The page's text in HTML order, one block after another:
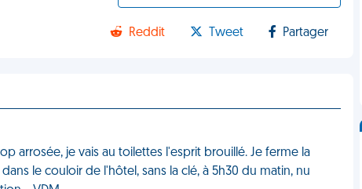
Reddit Tweet Partager
arrosée, je vais au toilettes l'esprit brouillé. Je ferme la
le couloir de l'hôtel, sans la clé, à 5h30 du matin, nu